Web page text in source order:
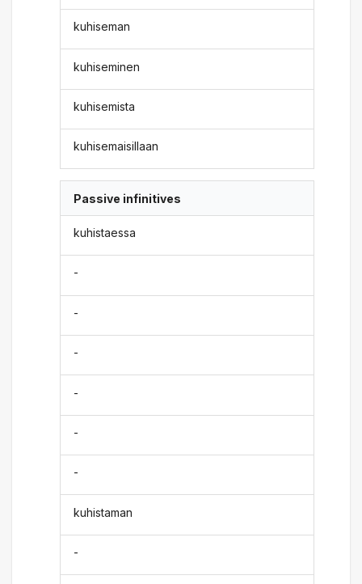
kuhiseman
kuhiseminen
kuhisemista
kuhisemaisillaan
Passive infinitives
kuhistaessa
-
-
-
-
-
-
kuhistaman
-